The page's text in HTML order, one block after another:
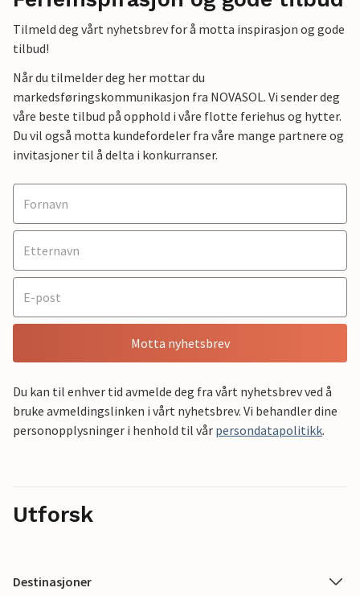
Tilmeld deg vårt nyhetsbrev for å motta inspirasjon og gode
tilbud!
Når du tilmelder deg her mottar du
markedsføringskommunikasjon fra NOVASOL. Vi sender deg
våre beste tilbud på opphold i våre flotte feriehus og hytter.
Du vil også motta kundefordeler fra våre mange partnere og
invitasjoner til å delta i konkurranser.
Motta nyhetsbrev
Du kan til enhver tid avmelde deg fra vårt nyhetsbrev ved å
bruke avmeldingslinken i vårt nyhetsbrev. Vi behandler dine
personopplysninger i henhold til vår persondatapolitikk.
Utforsk
Destinasjoner